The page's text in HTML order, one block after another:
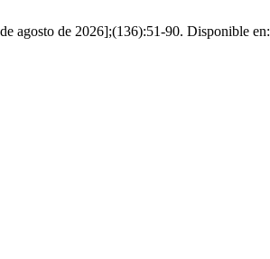
agosto de 2026];(136):51-90. Disponible en: